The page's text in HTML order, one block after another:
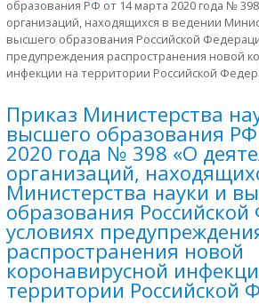
образования РФ от 14 марта 2020 года №
организаций, находящихся в ведении
высшего образования Российской
предупреждения распространения новой
инфекции на территории Российской
Приказ Министерства
высшего образования
2020 года № 398 «О
организаций,
Министерства науки и
образования
условиях
распространения новой
коронавирусной
территории Российской